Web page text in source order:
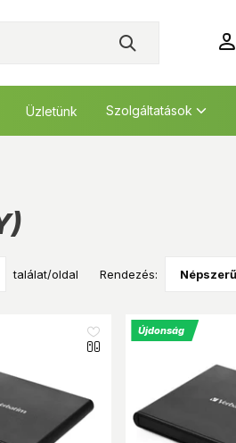
Üzletünk Szolgáltatások
találat/oldal Rendezés:
Újdonság